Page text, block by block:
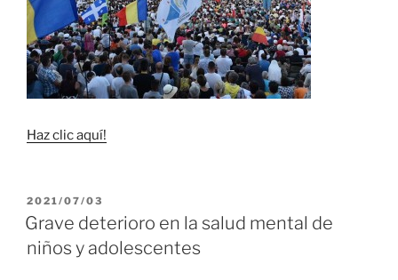
Haz clic aquí!
PUBLICADO
EL
2021/07/03
Grave deterioro en la salud mental de
niños y adolescentes